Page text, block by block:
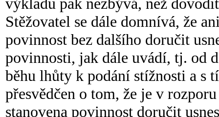
Stěžovatel se dále domnívá, že
povinnost bez dalšího doručit
povinnosti, jak dále uvádí, tj. od
běhu lhůty k podání stížnosti a s
přesvědčen o tom, že je v
stanovena povinnost doručit